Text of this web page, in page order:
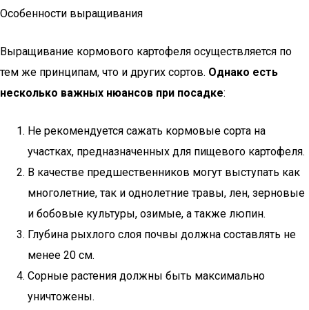
Особенности выращивания
Выращивание кормового картофеля осуществляется по
тем же принципам, что и других сортов. Однако есть
несколько важных нюансов при посадке:
Не рекомендуется сажать кормовые сорта на
участках, предназначенных для пищевого картофеля.
В качестве предшественников могут выступать как
многолетние, так и однолетние травы, лен, зерновые
и бобовые культуры, озимые, а также люпин.
Глубина рыхлого слоя почвы должна составлять не
менее 20 см.
Сорные растения должны быть максимально
уничтожены.